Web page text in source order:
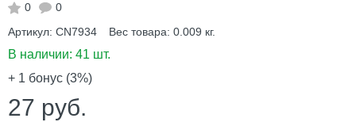
0
0
Артикул: CN7934 Вес товара: 0.009 кг.
В наличии: 41 шт.
+ 1 бонус (3%)
27 руб.